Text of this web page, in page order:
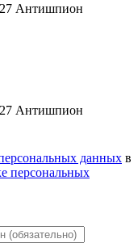
27 Антишпион
27 Антишпион
данных в
персональных